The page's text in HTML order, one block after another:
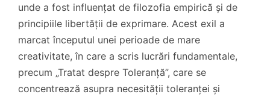
unde a fost influențat de filozofia empirică și de
principiile libertății de exprimare. Acest exil a
marcat începutul unei perioade de mare
creativitate, în care a scris lucrări fundamentale,
precum „Tratat despre Toleranță”, care se
concentrează asupra necesității toleranței și